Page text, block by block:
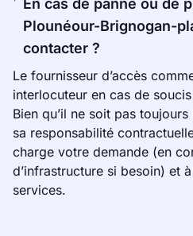
En cas de panne ou de
Plounéour-Brignogan-
contacter ?
Le fournisseur d’accès
interlocuteur en cas de
Bien qu’il ne soit pas
sa responsabilité
charge votre demande (en
d’infrastructure si besoin) et
services.